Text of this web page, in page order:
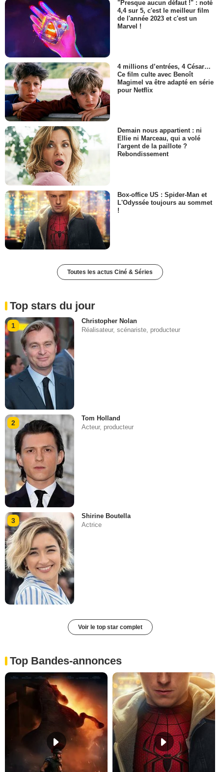
"Presque aucun défaut !" : noté
4,4 sur 5, c'est le meilleur film
de l'année 2023 et c'est un
Marvel !
4 millions d’entrées, 4 César…
Ce film culte avec Benoît
Magimel va être adapté en série
pour Netflix
Demain nous appartient : ni
Ellie ni Marceau, qui a volé
l'argent de la paillote ?
Rebondissement
Box-office US : Spider-Man et
L'Odyssée toujours au sommet
!
Toutes les actus Ciné & Séries
Top stars du jour
1
Christopher Nolan
Réalisateur, scénariste, producteur
2
Tom Holland
Acteur, producteur
3
Shirine Boutella
Actrice
Voir le top star complet
Top Bandes-annonces